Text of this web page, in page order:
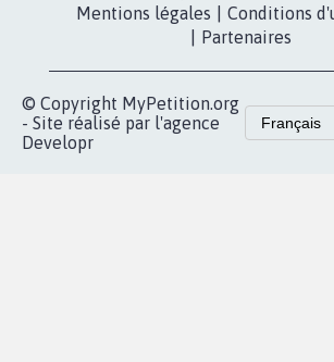
Mentions légales
Conditions
Partenaires
© Copyright MyPetition.org
- Site réalisé par l'agence
Developr